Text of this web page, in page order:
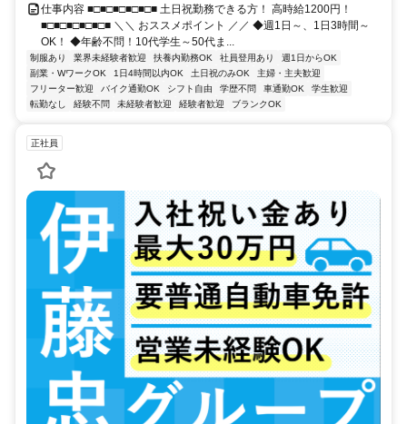
仕事内容 ■□■□■□■□■□■ 土日祝勤務できる方！ 高時給1200円！
■□■□■□■□■□■ ＼＼ おススメポイント ／／ ◆週1日～、1日3時間～
OK！ ◆年齢不問！10代学生～50代ま...
制服あり 業界未経験者歓迎 扶養内勤務OK 社員登用あり
週1日からOK
副業・WワークOK
1日4時間以内OK 土日祝のみOK
主婦・主夫歓迎
フリーター歓迎
バイク通勤OK シフト自由 学歴不問 車通勤OK
学生歓迎
転勤なし
経験不問 未経験者歓迎 経験者歓迎 ブランクOK
正社員